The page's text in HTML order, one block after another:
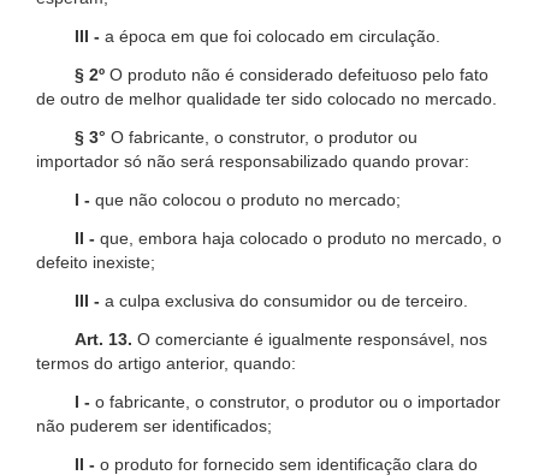
III - a época em que foi colocado em circulação.
§ 2º O produto não é considerado defeituoso pelo fato
de outro de melhor qualidade ter sido colocado no mercado.
§ 3° O fabricante, o construtor, o produtor ou
importador só não será responsabilizado quando provar:
I - que não colocou o produto no mercado;
II - que, embora haja colocado o produto no mercado, o
defeito inexiste;
III - a culpa exclusiva do consumidor ou de terceiro.
Art. 13. O comerciante é igualmente responsável, nos
termos do artigo anterior, quando:
I - o fabricante, o construtor, o produtor ou o importador
não puderem ser identificados;
II - o produto for fornecido sem identificação clara do